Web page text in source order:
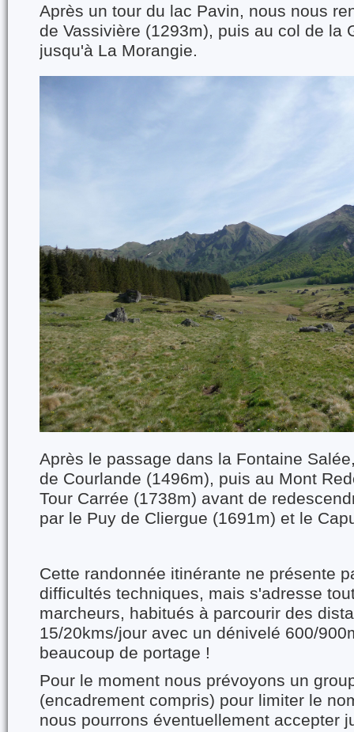
Après un tour du lac Pavin, nous nous
de Vassivière (1293m), puis au col de la
jusqu'à La Morangie.
Après le passage dans la Fontaine
de Courlande (1496m), puis au Mont
Tour Carrée (1738m) avant de
par le Puy de Cliergue (1691m) et le
Cette randonnée itinérante ne présente
difficultés techniques, mais s'adresse
marcheurs, habitués à parcourir des
15/20kms/jour avec un dénivelé 600/
beaucoup de portage !
Pour le moment nous prévoyons un
(encadrement compris) pour limiter le
nous pourrons éventuellement accepter